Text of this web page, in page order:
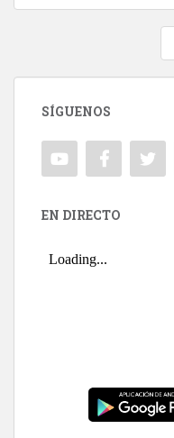
SÍGUENOS
EN DIRECTO